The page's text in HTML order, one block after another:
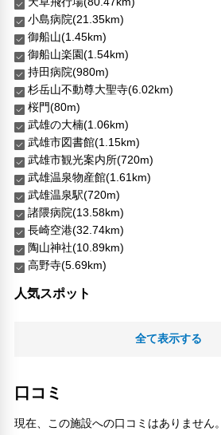
小島病院(21.35km)
御船山(1.45km)
御船山楽園(1.54km)
持田病院(980m)
杉岳山不動尊大聖寺(6.02km)
桜門(80m)
武雄の大楠(1.06km)
武雄市図書館(1.15km)
武雄市観光案内所(720m)
武雄温泉物産館(1.61km)
武雄温泉駅(720m)
諸隈病院(13.58km)
長崎空港(32.74km)
陶山神社(10.89km)
高野寺(5.69km)
人気スポット
全て表示する
口コミ
現在、この施設への口コミはありません。